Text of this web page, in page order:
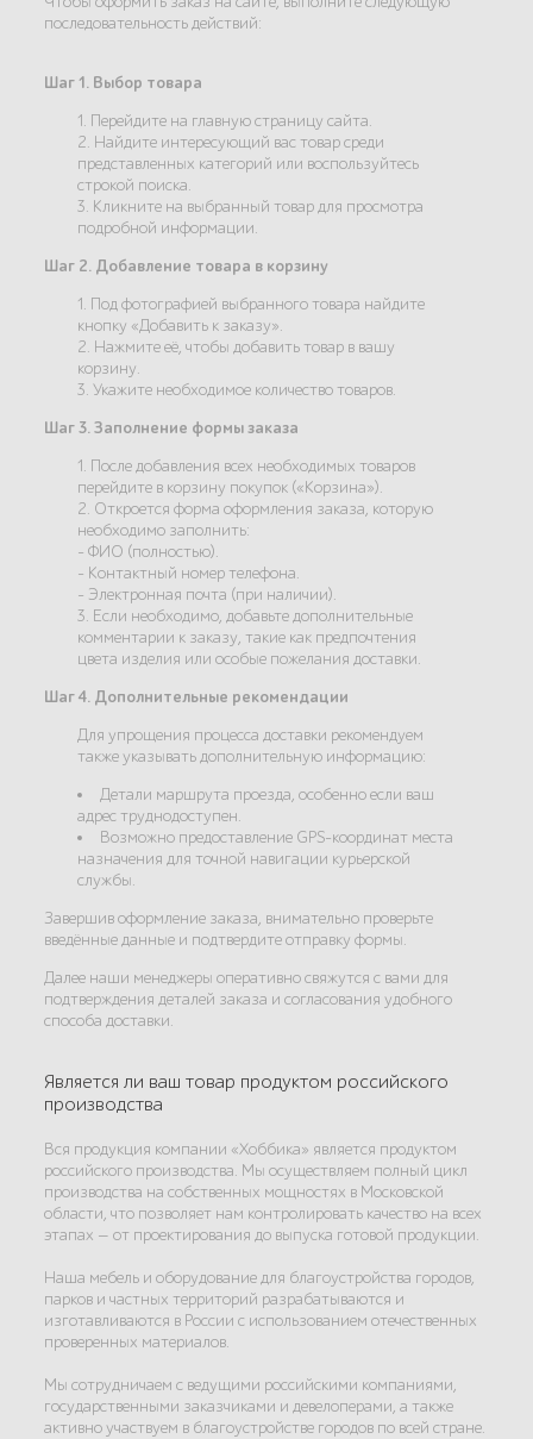
последовательность действий:
Шаг 1. Выбор товара
1. Перейдите на главную страницу сайта.
2. Найдите интересующий вас товар среди
представленных категорий или воспользуйтесь
строкой поиска.
3. Кликните на выбранный товар для просмотра
подробной информации.
Шаг 2. Добавление товара в корзину
1. Под фотографией выбранного товара найдите
кнопку «Добавить к заказу».
2. Нажмите её, чтобы добавить товар в вашу
корзину.
3. Укажите необходимое количество товаров.
Шаг 3. Заполнение формы заказа
1. После добавления всех необходимых товаров
перейдите в корзину покупок («Корзина»).
2. Откроется форма оформления заказа, которую
необходимо заполнить:
- ФИО (полностью).
- Контактный номер телефона.
- Электронная почта (при наличии).
3. Если необходимо, добавьте дополнительные
комментарии к заказу, такие как предпочтения
цвета изделия или особые пожелания доставки.
Шаг 4. Дополнительные рекомендации
Для упрощения процесса доставки рекомендуем
также указывать дополнительную информацию:
Детали маршрута проезда, особенно если ваш
адрес труднодоступен.
Возможно предоставление GPS-координат места
назначения для точной навигации курьерской
службы.
Завершив оформление заказа, внимательно проверьте
введённые данные и подтвердите отправку формы.
Далее наши менеджеры оперативно свяжутся с вами для
подтверждения деталей заказа и согласования удобного
способа доставки.
Является ли ваш товар продуктом российского
производства
Вся продукция компании «Хоббика» является продуктом
российского производства. Мы осуществляем полный цикл
производства на собственных мощностях в Московской
области, что позволяет нам контролировать качество на всех
этапах — от проектирования до выпуска готовой продукции.
Наша мебель и оборудование для благоустройства городов,
парков и частных территорий разрабатываются и
изготавливаются в России с использованием отечественных
проверенных материалов.
Мы сотрудничаем с ведущими российскими компаниями,
государственными заказчиками и девелоперами, а также
активно участвуем в благоустройстве городов по всей стране.